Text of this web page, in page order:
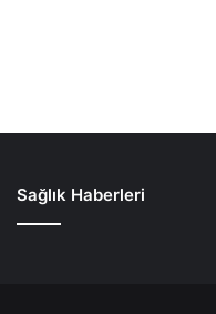
Sağlık Haberleri